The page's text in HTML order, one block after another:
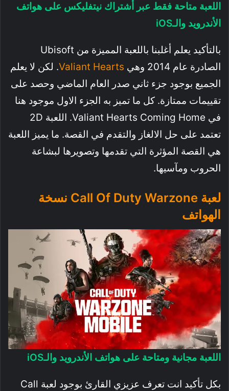
اللعبة متاحة فقط عبر أشتراك نيتفليكس على هواتف
الأندرويد والـiOS
بالتأكيد يعلم أغلبنا باللعبة المميزة من Ubisoft
الصادرة عام 2014 وهي
Valiant Hearts. لكن لا يعلم
الجميع بوجود جزء ثاني صدر العام الماضي وحصد على
تقييمات ممتازة. كل ما تميز به الجزء الاول موجود هنا
في Valiant Hearts Coming Home. اللعبة 2D
تعتمد على حل الالغاز والتقدم في القصة. ما يميز اللعبة
هي القصة المؤثرة التي تقدمها وتصويرها لبشاعة
الحروب ومآسيها.
لعبة Call Of Duty Warzone نسخة
الهواتف
اللعبة مجانية ومتاحة على هواتف الأندرويد والـiOS
بكل تأكيد انت تعرف عزيزي القارئ بوجود لعبة Call